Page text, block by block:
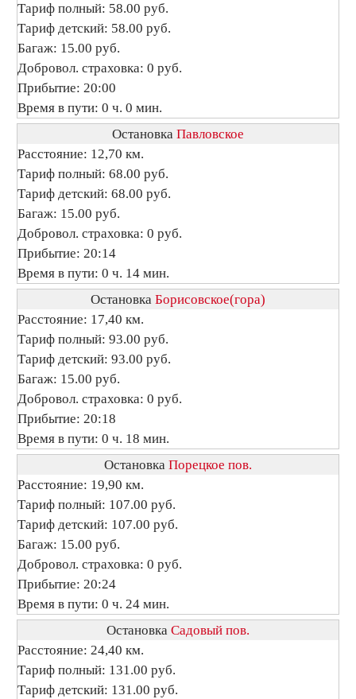
Тариф полный: 58.00 руб.
Тариф детский: 58.00 руб.
Багаж: 15.00 руб.
Добровол. страховка: 0 руб.
Прибытие: 20:00
Время в пути: 0 ч. 0 мин.
Остановка Павловское
Расстояние: 12,70 км.
Тариф полный: 68.00 руб.
Тариф детский: 68.00 руб.
Багаж: 15.00 руб.
Добровол. страховка: 0 руб.
Прибытие: 20:14
Время в пути: 0 ч. 14 мин.
Остановка Борисовское(гора)
Расстояние: 17,40 км.
Тариф полный: 93.00 руб.
Тариф детский: 93.00 руб.
Багаж: 15.00 руб.
Добровол. страховка: 0 руб.
Прибытие: 20:18
Время в пути: 0 ч. 18 мин.
Остановка Порецкое пов.
Расстояние: 19,90 км.
Тариф полный: 107.00 руб.
Тариф детский: 107.00 руб.
Багаж: 15.00 руб.
Добровол. страховка: 0 руб.
Прибытие: 20:24
Время в пути: 0 ч. 24 мин.
Остановка Садовый пов.
Расстояние: 24,40 км.
Тариф полный: 131.00 руб.
Тариф детский: 131.00 руб.